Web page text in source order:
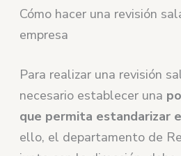
Cómo hacer una revisión
empresa
Para realizar una revisión
necesario establecer una
que permita estandarizar
ello, el departamento de